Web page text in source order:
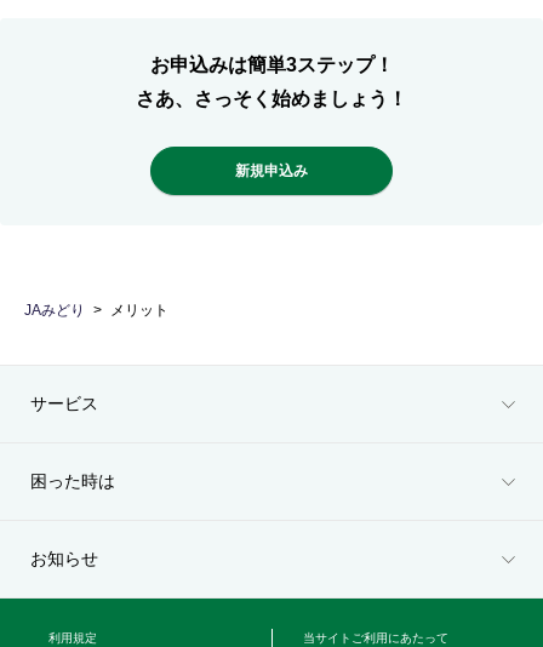
お申込みは簡単3ステップ！
さあ、さっそく始めましょう！
新規申込み
JAみどり メリット
サービス
困った時は
お知らせ
利用規定 当サイトご利用にあたって